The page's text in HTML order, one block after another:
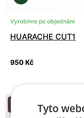
Vyrobíme po objednání
HUARACHE CUT1
950 Kč
Zakázková výroba
Tyto